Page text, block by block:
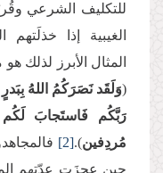
للتكليف الشرعي
الغيبية إذا خذلَتهم
المثال الأبرز لذلك
(وَلَقَد نَصَرَكُمُ اللهُ بِبَدرٍ
رَبَّكُم فَاستَجابَ لَكُم
مُردِفين).
[2]
حين عجزَت عدّتهم